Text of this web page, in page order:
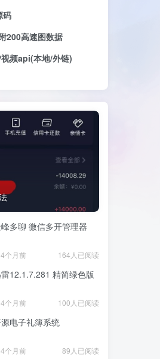
码
200高速图数据
频api(本地/外链)
多聊 微信多开管理器
4个月前 164人已阅读
12.1.7.281 精简绿色版
4个月前 100人已阅读
电子礼簿系统
4个月前 89人已阅读